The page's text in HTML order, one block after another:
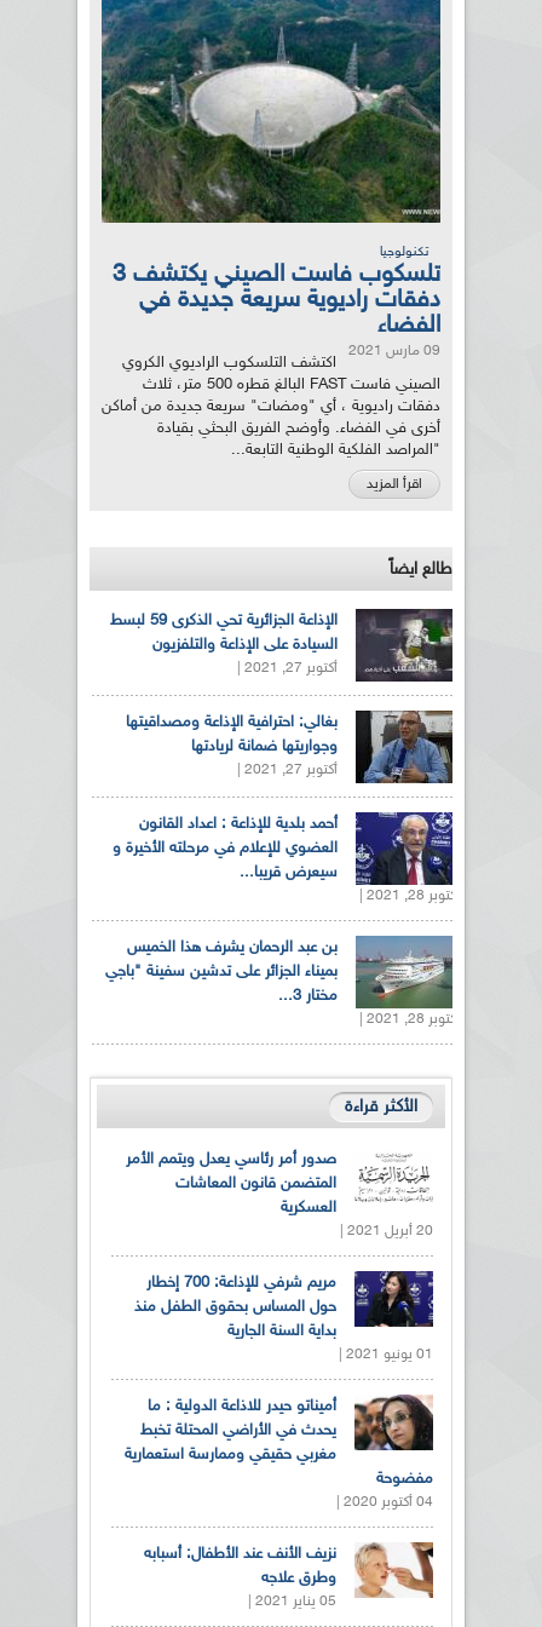
تكنولوجيا
تلسكوب فاست الصيني يكتشف 3
دفقات راديوية سريعة جديدة في
الفضاء
09 مارس 2021
اكتشف التلسكوب الراديوي الكروي
الصيني فاست FAST البالغ قطره 500 متر، ثلاث
دفقات راديوية ، أي "ومضات" سريعة جديدة من أماكن
أخرى في الفضاء. وأوضح الفريق البحثي بقيادة
"المراصد الفلكية الوطنية التابعة...
اقرأ المزيد
طالع ايضاً
الإذاعة الجزائرية تحي الذكرى 59 لبسط
السيادة على الإذاعة والتلفزيون
أكتوبر 27, 2021 |
بغالي: احترافية الإذاعة ومصداقيتها
وجواريتها ضمانة لريادتها
أكتوبر 27, 2021 |
أحمد بلدية للإذاعة : اعداد القانون
العضوي للإعلام في مرحلته الأخيرة و
سيعرض قريبا...
أكتوبر 28, 2021 |
بن عبد الرحمان يشرف هذا الخميس
بميناء الجزائر على تدشين سفينة "باجي
مختار 3...
أكتوبر 28, 2021 |
الأكثر قراءة
صدور أمر رئاسي يعدل ويتمم الأمر
المتضمن قانون المعاشات
العسكرية
20 أبريل 2021 |
مريم شرفي للإذاعة: 700 إخطار
حول المساس بحقوق الطفل منذ
بداية السنة الجارية
01 يونيو 2021 |
أميناتو حيدر للاذاعة الدولية : ما
يحدث في الأراضي المحتلة تخبط
مغربي حقيقي وممارسة استعمارية
مفضوحة
04 أكتوبر 2020 |
نزيف الأنف عند الأطفال: أسبابه
وطرق علاجه
05 يناير 2021 |